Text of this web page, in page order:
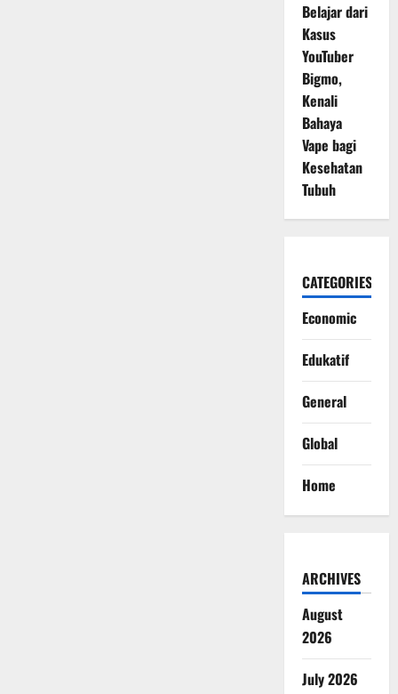
Belajar dari
Kasus
YouTuber
Bigmo,
Kenali
Bahaya
Vape bagi
Kesehatan
Tubuh
CATEGORIES
Economic
Edukatif
General
Global
Home
ARCHIVES
August
2026
July 2026